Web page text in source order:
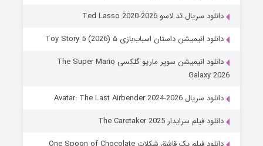
دانلود سریال تد لاسو Ted Lasso 2020-2026
دانلود انیمیشن داستان اسباب‌بازی ۵ Toy Story 5 (2026)
دانلود انیمیشن سوپر ماریو گلکسی The Super Mario
Galaxy 2026
دانلود سریال Avatar: The Last Airbender 2024-2026
دانلود فیلم سرایدار The Caretaker 2025